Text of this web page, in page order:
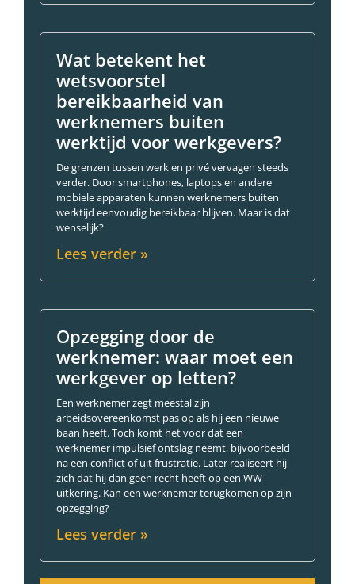
Wat betekent het
wetsvoorstel
bereikbaarheid van
werknemers buiten
werktijd voor werkgevers?
De grenzen tussen werk en privé vervagen steeds
verder. Door smartphones, laptops en andere
mobiele apparaten kunnen werknemers buiten
werktijd eenvoudig bereikbaar blijven. Maar is dat
wenselijk?
Lees verder »
Opzegging door de
werknemer: waar moet een
werkgever op letten?
Een werknemer zegt meestal zijn
arbeidsovereenkomst pas op als hij een nieuwe
baan heeft. Toch komt het voor dat een
werknemer impulsief ontslag neemt, bijvoorbeeld
na een conflict of uit frustratie. Later realiseert hij
zich dat hij dan geen recht heeft op een WW-
uitkering. Kan een werknemer terugkomen op zijn
opzegging?
Lees verder »